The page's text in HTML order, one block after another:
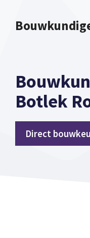
naar
Botlek
Direct